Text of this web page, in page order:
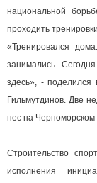
национальной
проходить
«Тренировался
занимались.
здесь», -
Гильмутдинов. Две
нес на
Строительство
исполнения